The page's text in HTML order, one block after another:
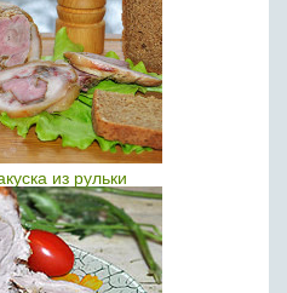
из рульки